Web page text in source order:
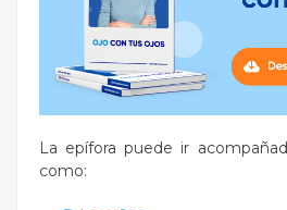
La epífora puede ir
como: